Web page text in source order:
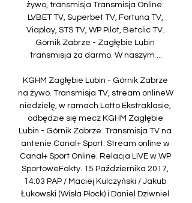
żywo, transmisja Transmisja Online:
LVBET TV, Superbet TV, Fortuna TV,
Viaplay, STS TV, WP Pilot, Betclic TV.
Górnik Zabrze - Zagłębie Lubin
transmisja za darmo. W naszym ...
KGHM Zagłębie Lubin - Górnik Zabrze
na żywo. Transmisja TV, stream onlineW
niedzielę, w ramach Lotto Ekstraklasie,
odbędzie się mecz KGHM Zagłębie
Lubin - Górnik Zabrze. Transmisja TV na
antenie Canal+ Sport. Stream online w
Canal+ Sport Online. Relacja LIVE w WP
SportoweFakty. 15 Października 2017,
14:03 PAP / Maciej Kulczyński / Jakub
Łukowski (Wisła Płock) i Daniel Dziwniel